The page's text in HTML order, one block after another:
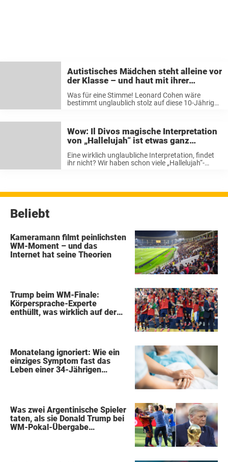
Autistisches Mädchen steht alleine vor
der Klasse – und haut mit ihrer
alle von den Socken
Was für eine Stimme! Leonard Cohen wäre
bestimmt unglaublich stolz auf diese 10-Jährige,
kleinen Mädchens ...
Wow: Il Divos magische Interpretation
von „Hallelujah“ ist etwas ganz
Eine wirklich unglaubliche Interpretation, findet
ihr nicht? Wir haben schon viele „Hallelujah“-
Augen. Teilt ...
Beliebt
Kameramann filmt peinlichsten
WM-Moment – und das
Internet hat seine Theorien
Trump beim WM-Finale:
Körpersprache-Experte
enthüllt, was wirklich auf der
Monatelang ignoriert: Wie ein
einziges Symptom fast das
Leben einer 34-Jährigen
Was zwei Argentinische Spieler
taten, als sie Donald Trump bei
WM-Pokal-Übergabe